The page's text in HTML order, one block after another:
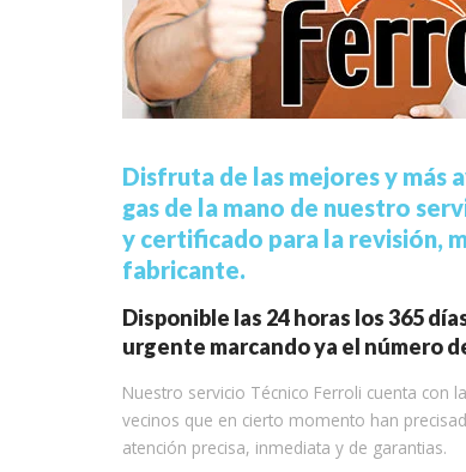
Disfruta de las mejores y más
gas de la mano de nuestro
y certificado para la revisión,
fabricante.
Disponible las 24 horas los 365
urgente marcando ya el número
Nuestro servicio Técnico Ferroli cuenta con
vecinos que en cierto momento han
atención precisa, inmediata y de garantias.